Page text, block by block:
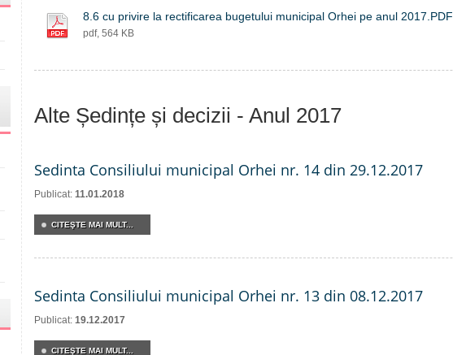
8.6 cu privire la rectificarea bugetului municipal Orhei pe anul 2017.PDF
pdf, 564 KB
Alte Ședințe și decizii - Anul 2017
Sedinta Consiliului municipal Orhei nr. 14 din 29.12.2017
Publicat: 11.01.2018
CITEŞTE MAI MULT...
Sedinta Consiliului municipal Orhei nr. 13 din 08.12.2017
Publicat: 19.12.2017
CITEŞTE MAI MULT...